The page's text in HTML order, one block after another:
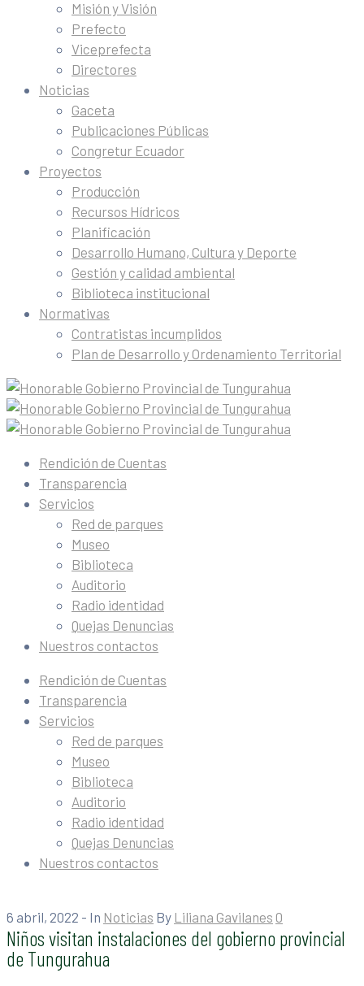
Misión y Visión
Prefecto
Viceprefecta
Directores
Noticias
Gaceta
Publicaciones Públicas
Congretur Ecuador
Proyectos
Producción
Recursos Hídricos
Planificación
Desarrollo Humano, Cultura y Deporte
Gestión y calidad ambiental
Biblioteca institucional
Normativas
Contratistas incumplidos
Plan de Desarrollo y Ordenamiento Territorial
Rendición de Cuentas
Transparencia
Servicios
Red de parques
Museo
Biblioteca
Auditorio
Radio identidad
Quejas Denuncias
Nuestros contactos
Rendición de Cuentas
Transparencia
Servicios
Red de parques
Museo
Biblioteca
Auditorio
Radio identidad
Quejas Denuncias
Nuestros contactos
6 abril, 2022 - In Noticias By Liliana Gavilanes 0
Niños visitan instalaciones del gobierno provincial
de Tungurahua